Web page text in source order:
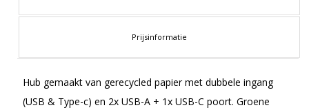
Prijsinformatie
Hub gemaakt van gerecycled papier met dubbele ingang
(USB & Type-c) en 2x USB-A + 1x USB-C poort. Groene